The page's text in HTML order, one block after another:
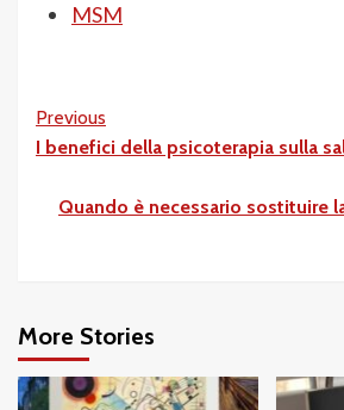
MSM
Post
Navigation
Previous
I benefici della psicoterapia sulla
Quando è necessario sostituire
More Stories